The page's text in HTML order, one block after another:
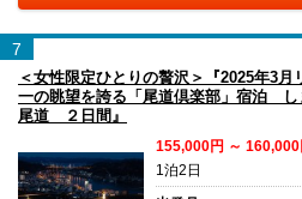
7
＜女性限定ひとりの贅沢＞『2025年3
一の眺望を誇る「尾道倶楽部」宿泊
尾道 ２日間』
155,000円 ～ 160,000
1泊2日